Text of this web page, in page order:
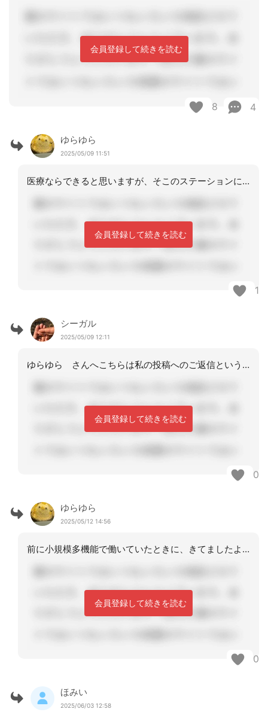
会員登録して続きを読む
8 4
ゆらゆら
2025/05/09 11:51
医療ならできると思いますが、そこのステーションに確認してみてください
会員登録して続きを読む
1
シーガル
2025/05/09 12:11
ゆらゆら さんへこちらは私の投稿へのご返信ということでよろしいですか？それとも、
会員登録して続きを読む
0
ゆらゆら
2025/05/12 14:56
前に小規模多機能で働いていたときに、きてましたよー
会員登録して続きを読む
0
ほみい
2025/06/03 12:58